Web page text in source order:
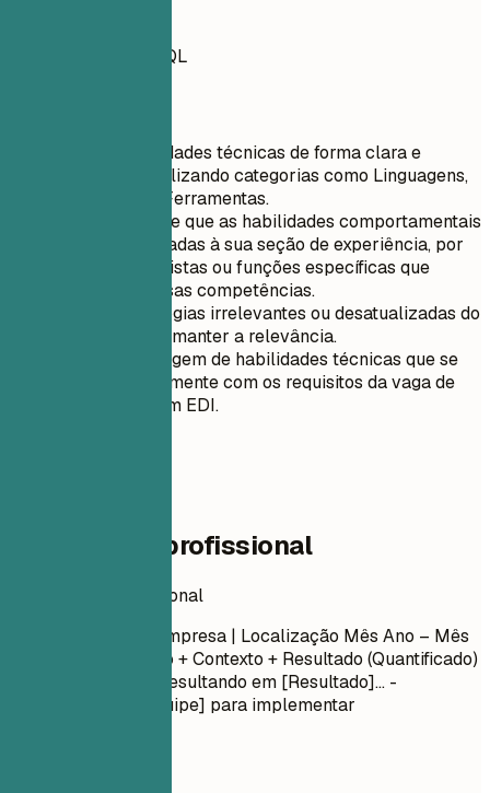
Bancos de Dados SQL
Liste as habilidades técnicas de forma clara e
organizada, utilizando categorias como Linguagens,
Frameworks, Ferramentas.
Certifique-se de que as habilidades comportamentais
estejam integradas à sua seção de experiência, por
meio de conquistas ou funções específicas que
destaquem essas competências.
Exclua tecnologias irrelevantes ou desatualizadas do
currículo para manter a relevância.
Priorize a listagem de habilidades técnicas que se
alinham diretamente com os requisitos da vaga de
Especialista em EDI.
Experiência profissional
Experiência profissional
| Nome da Empresa | Localização Mês Ano – Mês
- Verbo de ação + Contexto + Resultado (Quantificado)
- Liderou [Projeto] resultando em [Resultado]... -
Colaborou com [Equipe] para implementar